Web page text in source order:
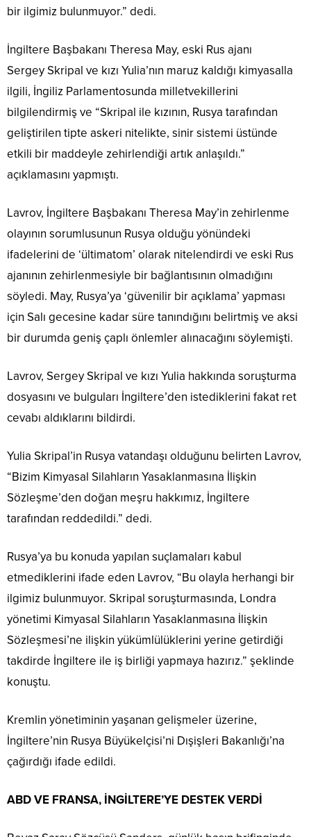
bir ilgimiz bulunmuyor.” dedi.
İngiltere Başbakanı Theresa May, eski Rus ajanı
Sergey Skripal ve kızı Yulia’nın maruz kaldığı kimyasalla
ilgili, İngiliz Parlamentosunda milletvekillerini
bilgilendirmiş ve “Skripal ile kızının, Rusya tarafından
geliştirilen tipte askeri nitelikte, sinir sistemi üstünde
etkili bir maddeyle zehirlendiği artık anlaşıldı.”
açıklamasını yapmıştı.
Lavrov, İngiltere Başbakanı Theresa May’in zehirlenme
olayının sorumlusunun Rusya olduğu yönündeki
ifadelerini de ‘ültimatom’ olarak nitelendirdi ve eski Rus
ajanının zehirlenmesiyle bir bağlantısının olmadığını
söyledi. May, Rusya’ya ‘güvenilir bir açıklama’ yapması
için Salı gecesine kadar süre tanındığını belirtmiş ve aksi
bir durumda geniş çaplı önlemler alınacağını söylemişti.
Lavrov, Sergey Skripal ve kızı Yulia hakkında soruşturma
dosyasını ve bulguları İngiltere’den istediklerini fakat ret
cevabı aldıklarını bildirdi.
Yulia Skripal’in Rusya vatandaşı olduğunu belirten Lavrov,
“Bizim Kimyasal Silahların Yasaklanmasına İlişkin
Sözleşme’den doğan meşru hakkımız, İngiltere
tarafından reddedildi.” dedi.
Rusya’ya bu konuda yapılan suçlamaları kabul
etmediklerini ifade eden Lavrov, “Bu olayla herhangi bir
ilgimiz bulunmuyor. Skripal soruşturmasında, Londra
yönetimi Kimyasal Silahların Yasaklanmasına İlişkin
Sözleşmesi’ne ilişkin yükümlülüklerini yerine getirdiği
takdirde İngiltere ile iş birliği yapmaya hazırız.” şeklinde
konuştu.
Kremlin yönetiminin yaşanan gelişmeler üzerine,
İngiltere’nin Rusya Büyükelçisi’ni Dışişleri Bakanlığı’na
çağırdığı ifade edildi.
ABD VE FRANSA, İNGİLTERE’YE DESTEK VERDİ